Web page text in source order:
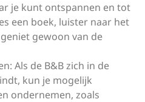
je kunt ontspannen en tot
een boek, luister naar het
gewoon van de
Als de B&B zich in de
kun je mogelijk
ondernemen, zoals